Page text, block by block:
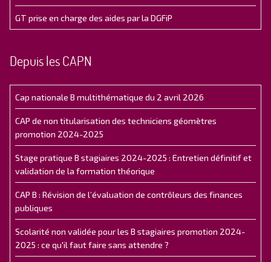
GT prise en charge des aides par la DGFiP
Depuis les CAPN
Cap nationale B multithématique du 2 avril 2026
CAP de non titularisation des techniciens géomètres
promotion 2024-2025
Stage pratique B stagiaires 2024-2025 : Entretien définitif et
validation de la formation théorique
CAP B : Révision de l’évaluation de contrôleurs des finances
publiques
Scolarité non validée pour les B stagiaires promotion 2024-
2025 : ce qu'il faut faire sans attendre ?